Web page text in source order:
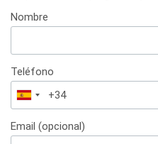
Nombre
Teléfono
España
+34
Email (opcional)